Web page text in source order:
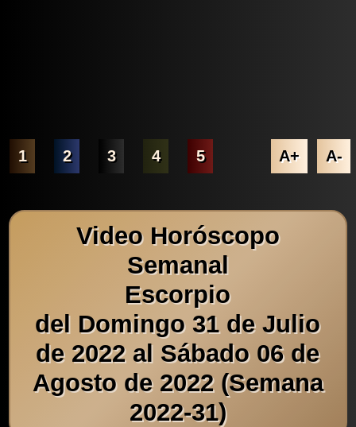
1 2 3 4 5 A+ A-
Video Horóscopo
Semanal
Escorpio
del Domingo 31 de Julio
de 2022 al Sábado 06 de
Agosto de 2022 (Semana
2022-31)